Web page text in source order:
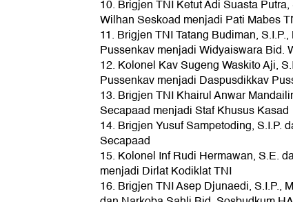
10. Brigjen TNI Ketut Adi Suasta
Wilhan Seskoad menjadi Pati Mabes
11. Brigjen TNI Tatang Budiman,
Pussenkav menjadi Widyaiswara Bid.
12. Kolonel Kav Sugeng Waskito Aji,
Pussenkav menjadi Daspusdikkav
13. Brigjen TNI Khairul Anwar
Secapaad menjadi Staf Khusus Kasad
14. Brigjen Yusuf Sampetoding, S.I.P.
Secapaad
15. Kolonel Inf Rudi Hermawan, S.E.
menjadi Dirlat Kodiklat TNI
16. Brigjen TNI Asep Djunaedi, S.I.P.,